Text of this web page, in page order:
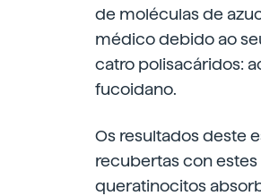
de moléculas de
médico debido ao
catro polisacáridos:
fucoidano.
Os resultados deste
recubertas con
queratinocitos